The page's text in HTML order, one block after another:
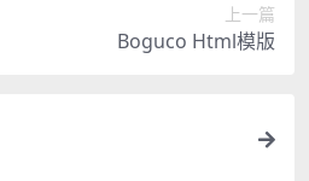
上一篇
Boguco Html模版